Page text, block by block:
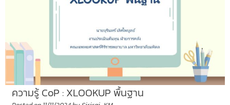
ความรู้ CoP : XLOOKUP พื้นฐาน